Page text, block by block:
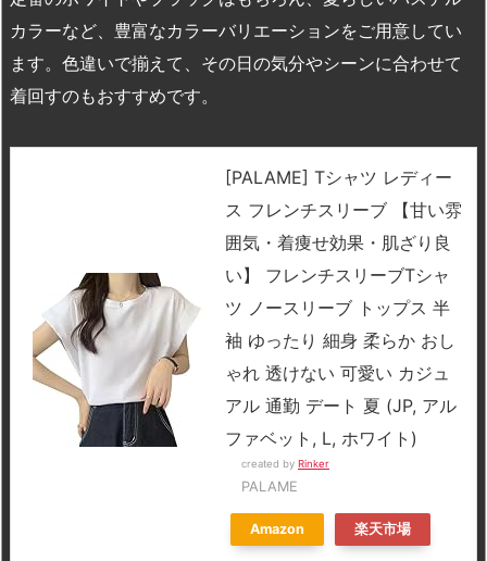
カラーなど、豊富なカラーバリエーションをご用意してい
ます。色違いで揃えて、その日の気分やシーンに合わせて
着回すのもおすすめです。
[PALAME] Tシャツ レディー
ス フレンチスリーブ 【甘い雰
囲気・着痩せ効果・肌ざり良
い】 フレンチスリーブTシャ
ツ ノースリーブ トップス 半
袖 ゆったり 細身 柔らか おし
ゃれ 透けない 可愛い カジュ
アル 通勤 デート 夏 (JP, アル
ファベット, L, ホワイト)
created by Rinker
PALAME
Amazon 楽天市場